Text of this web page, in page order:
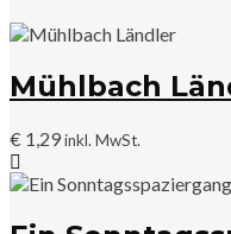
Mühlbach
€ 1,29inkl. MwSt.